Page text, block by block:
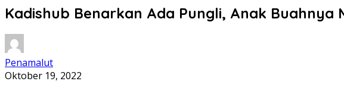
Kadishub Benarkan Ada Pungli, Anak Buahnya
Penamalut
Oktober 19, 2022